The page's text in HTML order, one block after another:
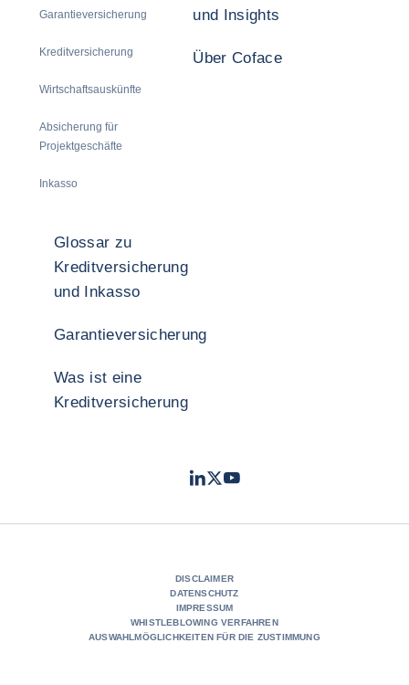
Garantieversicherung
Kreditversicherung
Wirtschaftsauskünfte
Absicherung für
Projektgeschäfte
Inkasso
und Insights
Über Coface
Glossar zu
Kreditversicherung
und Inkasso
Garantieversicherung
Was ist eine
Kreditversicherung
LinkedIn
TwitterYouTube
DISCLAIMER
DATENSCHUTZ
IMPRESSUM
WHISTLEBLOWING VERFAHREN
AUSWAHLMÖGLICHKEITEN FÜR DIE ZUSTIMMUNG